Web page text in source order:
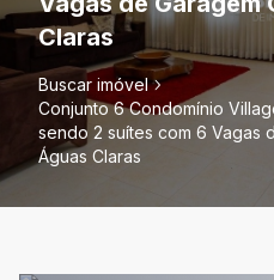
Claras
Buscar imóvel
Conjunto 6 Condomínio
sendo 2 suítes com 6 Vagas
Águas Claras